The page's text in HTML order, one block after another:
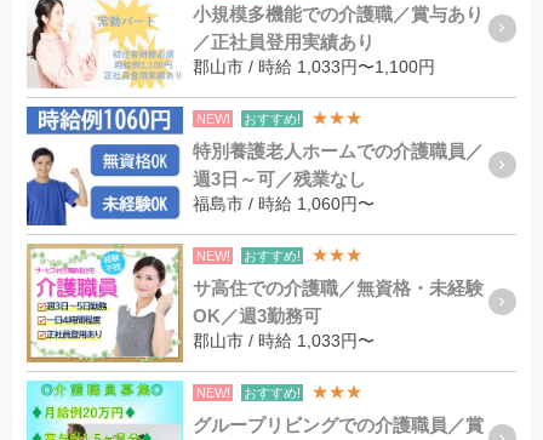
小規模多機能での介護職／賞与あり
／正社員登用実績あり
郡山市 / 時給 1,033円〜1,100円
NEW! おすすめ! ★★★
特別養護老人ホームでの介護職員／
週3日～可／残業なし
福島市 / 時給 1,060円〜
NEW! おすすめ! ★★★
サ高住での介護職／無資格・未経験
OK／週3勤務可
郡山市 / 時給 1,033円〜
NEW! おすすめ! ★★★
グループリビングでの介護職員／賞